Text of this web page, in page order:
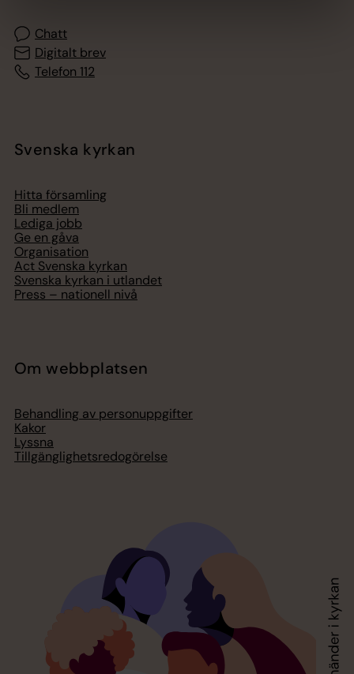
Chatt
Digitalt brev
Telefon 112
Svenska kyrkan
Hitta församling
Bli medlem
Lediga jobb
Ge en gåva
Organisation
Act Svenska kyrkan
Svenska kyrkan i utlandet
Press – nationell nivå
Om webbplatsen
Behandling av personuppgifter
Kakor
Lyssna
Tillgänglighetsredogörelse